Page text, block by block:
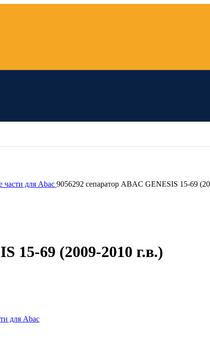
части для Abac 9056292 сепаратор ABAC GENESIS 15-69
15-69 (2009-2010 г.в.)
для Abac